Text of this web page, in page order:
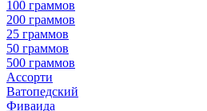
100 граммов
200 граммов
25 граммов
50 граммов
500 граммов
Ассорти
Ватопедский
Фиваида